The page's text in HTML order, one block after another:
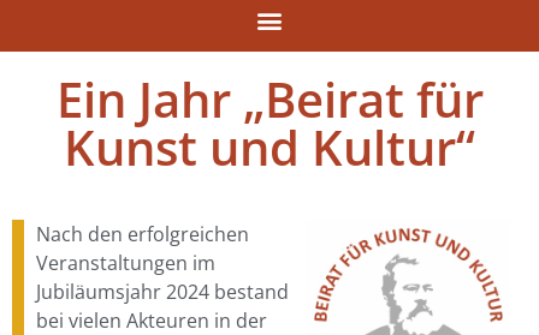
Ein Jahr „Beirat für
Kunst und Kultur“
Nach den erfolgreichen
Veranstaltungen im
Jubiläumsjahr 2024 bestand
bei vielen Akteuren in der